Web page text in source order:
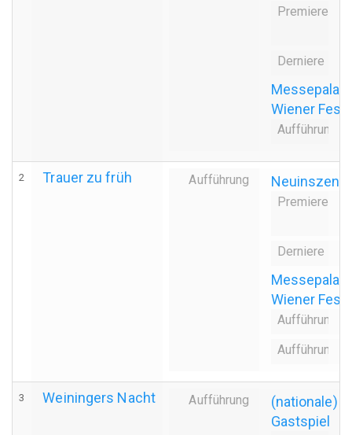
Premiere
Derniere
Wiener
2 Trauer zu früh Aufführung
Premiere
Derniere
Wiener
3 Weiningers Nacht Aufführung
(nationale)
Gastspiel